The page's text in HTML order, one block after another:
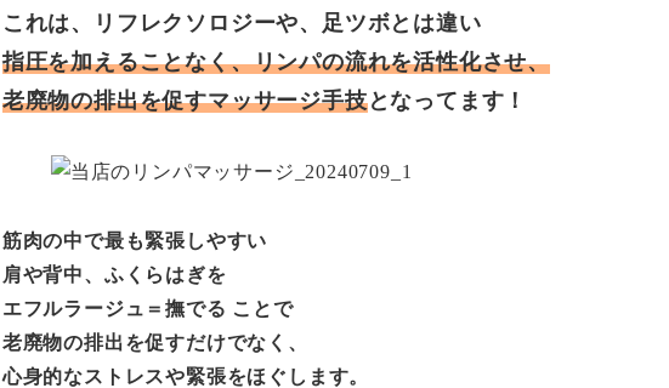
これは、リフレクソロジーや、足ツボとは違い
指圧を加えることなく、リンパの流れを活性化させ、
老廃物の排出を促すマッサージ手技となってます！
筋肉の中で最も緊張しやすい
肩や背中、ふくらはぎを
エフルラージュ＝撫でる ことで
老廃物の排出を促すだけでなく、
心身的なストレスや緊張をほぐします。